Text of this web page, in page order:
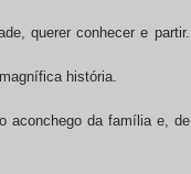
querer conhecer e partir.
história.
aconchego da família e, de